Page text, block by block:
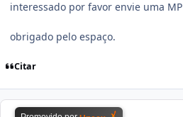
interessado por favor envie uma MP
obrigado pelo espaço.
Citar